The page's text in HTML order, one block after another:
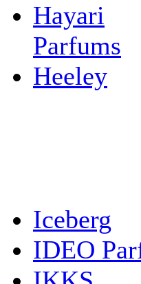
Hayari
Parfums
Heeley
Iceberg
IDEO